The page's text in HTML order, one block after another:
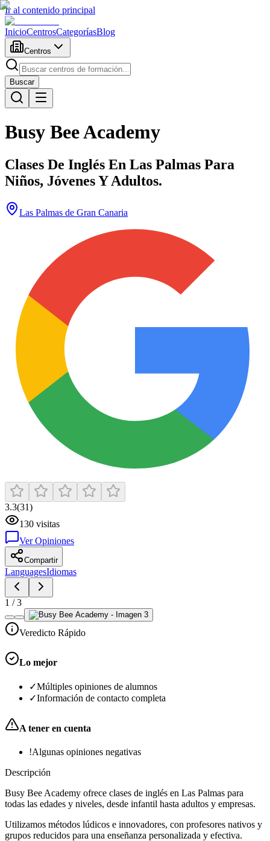
Ir al contenido principal
InicioCentrosCategoríasBlog
Centros
Buscar
Busy Bee Academy
Clases De Inglés En Las Palmas Para
Niños, Jóvenes Y Adultos.
Las Palmas de Gran Canaria
3.3(31)
130 visitas
Ver Opiniones
Compartir
LanguagesIdiomas
1 /3
Veredicto Rápido
Lo mejor
✓Múltiples opiniones de alumnos
✓Información de contacto completa
A tener en cuenta
!Algunas opiniones negativas
Descripción
Busy Bee Academy ofrece clases de inglés en Las Palmas para
todas las edades y niveles, desde infantil hasta adultos y empresas.
Utilizamos métodos lúdicos e innovadores, con profesores nativos y
grupos reducidos para una enseñanza personalizada y efectiva.